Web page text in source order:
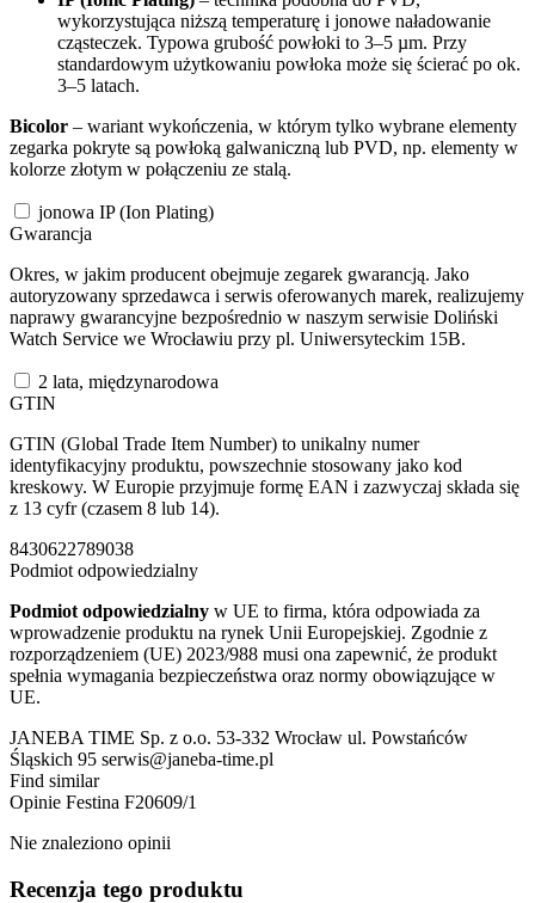
wykorzystująca niższą temperaturę i jonowe naładowanie
cząsteczek. Typowa grubość powłoki to 3–5 µm. Przy
standardowym użytkowaniu powłoka może się ścierać po ok.
3–5 latach.
Bicolor – wariant wykończenia, w którym tylko wybrane elementy
zegarka pokryte są powłoką galwaniczną lub PVD, np. elementy w
kolorze złotym w połączeniu ze stalą.
jonowa IP (Ion Plating)
Gwarancja
Okres, w jakim producent obejmuje zegarek gwarancją. Jako
autoryzowany sprzedawca i serwis oferowanych marek, realizujemy
naprawy gwarancyjne bezpośrednio w naszym serwisie Doliński
Watch Service we Wrocławiu przy pl. Uniwersyteckim 15B.
2 lata, międzynarodowa
GTIN
GTIN (Global Trade Item Number) to unikalny numer
identyfikacyjny produktu, powszechnie stosowany jako kod
kreskowy. W Europie przyjmuje formę EAN i zazwyczaj składa się
z 13 cyfr (czasem 8 lub 14).
8430622789038
Podmiot odpowiedzialny
Podmiot odpowiedzialny w UE to firma, która odpowiada za
wprowadzenie produktu na rynek Unii Europejskiej. Zgodnie z
rozporządzeniem (UE) 2023/988 musi ona zapewnić, że produkt
spełnia wymagania bezpieczeństwa oraz normy obowiązujące w
UE.
JANEBA TIME Sp. z o.o. 53-332 Wrocław ul. Powstańców
Śląskich 95 serwis@janeba-time.pl
Find similar
Opinie Festina F20609/1
Nie znaleziono opinii
Recenzja tego produktu